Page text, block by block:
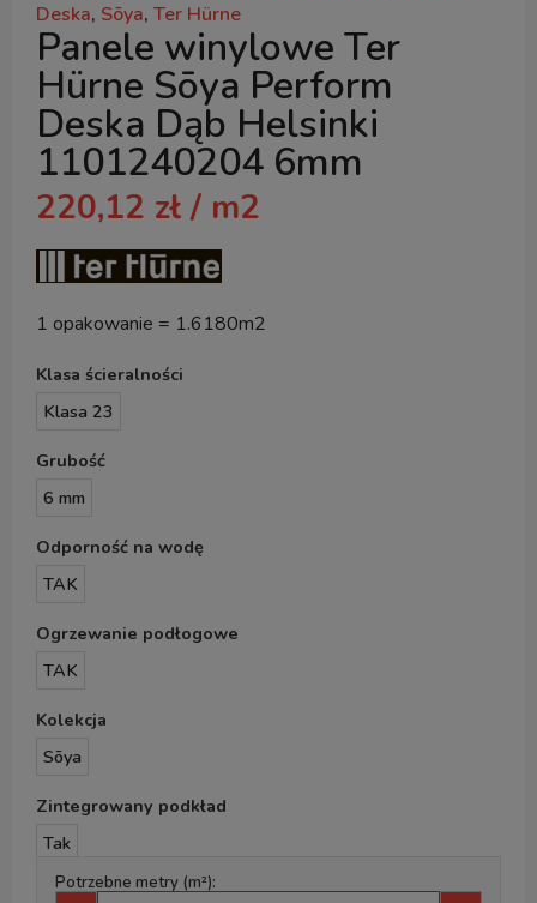
Deska, Sōya, Ter Hürne
Panele winylowe Ter
Hürne Sōya Perform
Deska Dąb Helsinki
1101240204 6mm
220,12 zł / m2
1 opakowanie = 1.6180m2
Klasa ścieralności
Klasa 23
Grubość
6 mm
Odporność na wodę
TAK
Ogrzewanie podłogowe
TAK
Kolekcja
Sōya
Zintegrowany podkład
Tak
Potrzebne metry (m²):